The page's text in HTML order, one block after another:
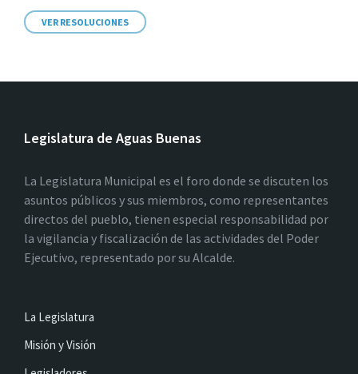
VER RESOLUCIONES
Legislatura de Aguas Buenas
La Legislatura Municipal es el foro donde se discuten los
asuntos públicos y sus miembros, como representantes
directos del pueblo, tienen especial responsabilidad por
la vigilancia y fiscalización de las actividades del Poder
Ejecutivo, representado por su Alcalde.
La Legislatura
Misión y Visión